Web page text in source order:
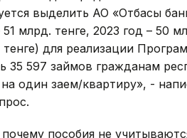
выделить АО «Отбасы
млрд. тенге, 2023 год – 50
для реализации
35 597 займов гражданам
на один заем/квартиру», -
почему пособия не